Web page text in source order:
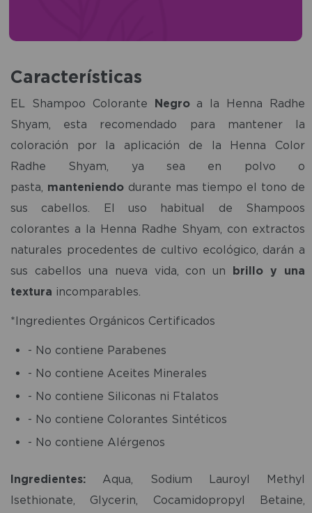
Características
EL Shampoo Colorante Negroa la Henna Radhe
Shyam, esta recomendado para mantener la
coloración por la aplicación de la Henna Color
Radhe Shyam, ya sea en polvo o
pasta, manteniendodurante mas tiempo el tono de
sus cabellos. El uso habitual de Shampoos
colorantes a la Henna Radhe Shyam, con extractos
naturales procedentes de cultivo ecológico, darán a
sus cabellos una nueva vida, con un brillo y una
textura incomparables.
*Ingredientes Orgánicos Certificados
- No contiene Parabenes
- No contiene Aceites Minerales
- No contiene Siliconas ni Ftalatos
- No contiene Colorantes Sintéticos
- No contiene Alérgenos
Ingredientes: Aqua, Sodium Lauroyl Methyl
Isethionate, Glycerin, Cocamidopropyl Betaine,